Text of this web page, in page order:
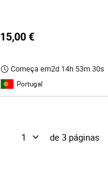
15,00 €
Começa em2d 14h 53m 29s
Portugal
de 3 páginas